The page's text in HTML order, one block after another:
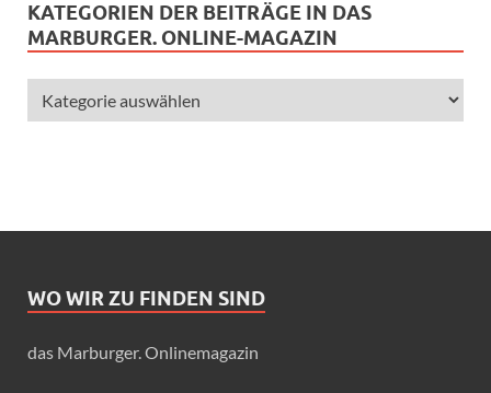
KATEGORIEN DER BEITRÄGE IN DAS
MARBURGER. ONLINE-MAGAZIN
WO WIR ZU FINDEN SIND
das Marburger. Onlinemagazin